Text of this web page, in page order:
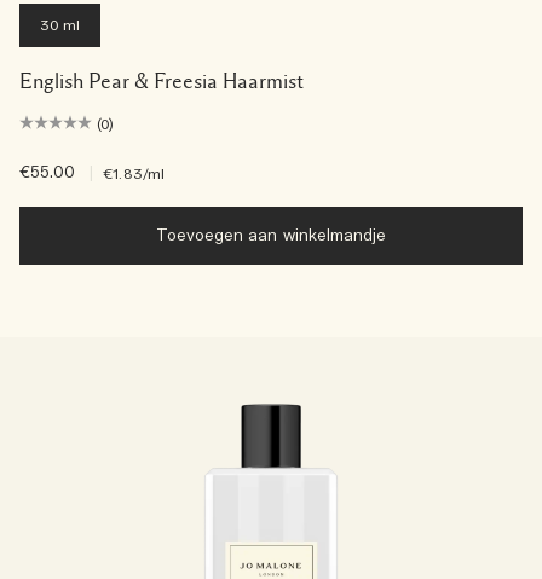
30 ml
English Pear & Freesia Haarmist
(0)
€55.00 €1.83/ml
Toevoegen aan winkelmandje